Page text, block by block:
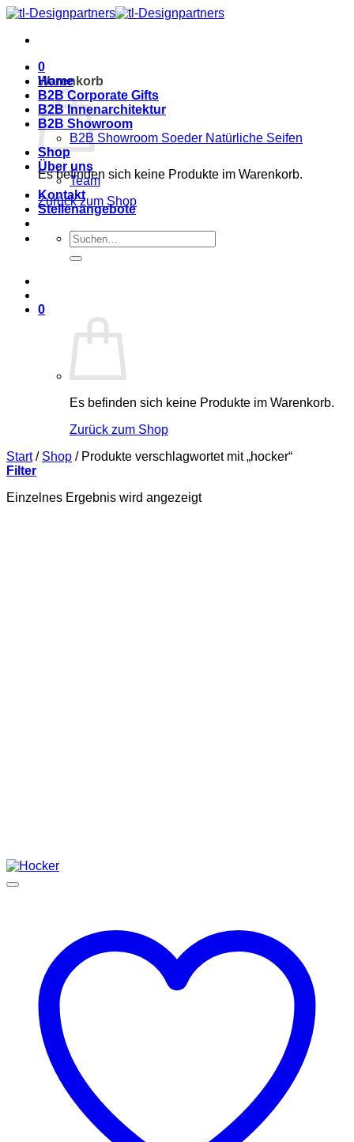
Zum
springen
0
Warenkorb
Es befinden sich keine Produkte im Warenkorb.
Zurück zum Shop
Home
B2B Corporate Gifts
B2B Innenarchitektur
B2B Showroom
B2B Showroom Soeder Natürliche Seifen
Shop
Über uns
Team
Kontakt
Stellenangebote
Suche
nach:
0
Es befinden sich keine Produkte im Warenkorb.
Zurück zum Shop
Start / Shop /Produkte verschlagwortet mit „hocker“
Filter
Einzelnes Ergebnis wird angezeigt